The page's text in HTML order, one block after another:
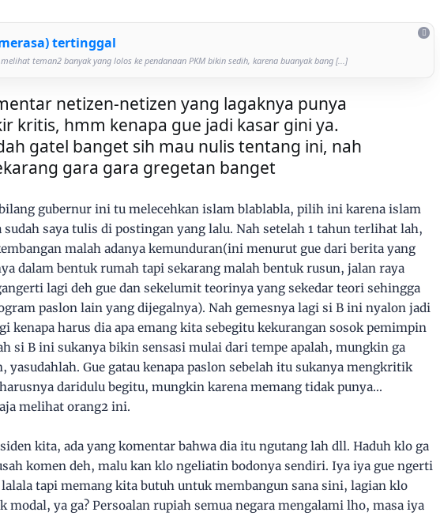
tertinggal
teman2 banyak yang lolos ke pendanaan PKM bikin sedih, karena buanyak bang [...]
netizen-netizen yang lagaknya punya
kritis, hmm kenapa gue jadi kasar gini ya.
gatel banget sih mau nulis tentang ini, nah
gara gara gregetan banget
bilang gubernur ini tu melecehkan islam blablabla, pilih ini karena islam
saya tulis di postingan yang lalu. Nah setelah 1 tahun terlihat lah,
malah adanya kemunduran(ini menurut gue dari berita yang
dalam bentuk rumah tapi sekarang malah bentuk rusun, jalan raya
lagi deh gue dan sekelumit teorinya yang sekedar teori sehingga
paslon lain yang dijegalnya). Nah gemesnya lagi si B ini nyalon jadi
kenapa harus dia apa emang kita sebegitu kekurangan sosok pemimpin
si B ini sukanya bikin sensasi mulai dari tempe apalah, mungkin ga
yasudahlah. Gue gatau kenapa paslon sebelah itu sukanya mengkritik
daridulu begitu, mungkin karena memang tidak punya...
melihat orang2 ini.
kita, ada yang komentar bahwa dia itu ngutang lah dll. Haduh klo ga
komen deh, malu kan klo ngeliatin bodonya sendiri. Iya iya gue ngerti
tapi memang kita butuh untuk membangun sana sini, lagian klo
modal, ya ga? Persoalan rupiah semua negara mengalami lho, masa iya